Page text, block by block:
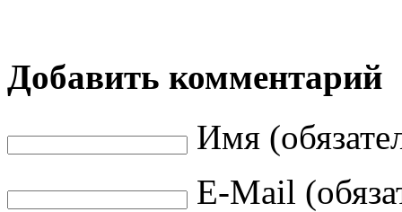
Добавить комментарий
Имя
E-Mail